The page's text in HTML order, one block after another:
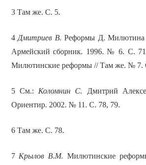
3 Там же. С. 5.
4 Дмитриев В. Реформы Д. Милютина
Армейский сборник. 1996. № 6. С.
Милютинские реформы // Там же. № 7.
5 См.: Коломнин С. Дмитрий
Ориентир. 2002. № 11. С. 78, 79.
6 Там же. С. 78.
7 Крылов В.М. Милютинские